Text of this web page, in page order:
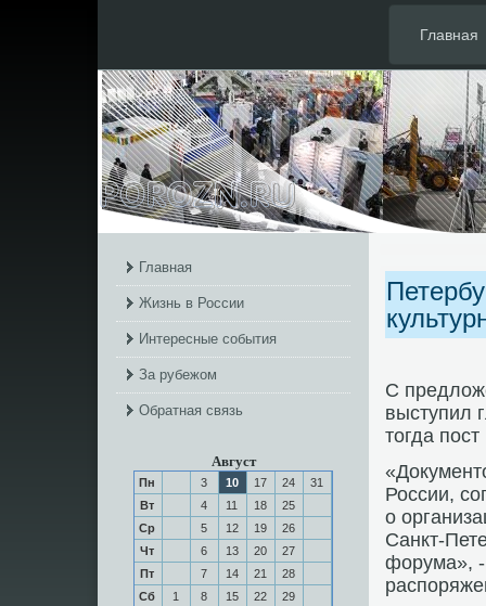
Главная
Главная
Жизнь в России
Интересные события
За рубежом
Обратная связь
Август
Пн 3 10 17 24
31
Вт
4 11 18
25
Ср
5 12 19
26
Чт
6 13 20
27
Пт
7 14 21
28
Сб
1 8 15 22
29
С
выступил
тогда
России,
о
Санкт-
форума», -